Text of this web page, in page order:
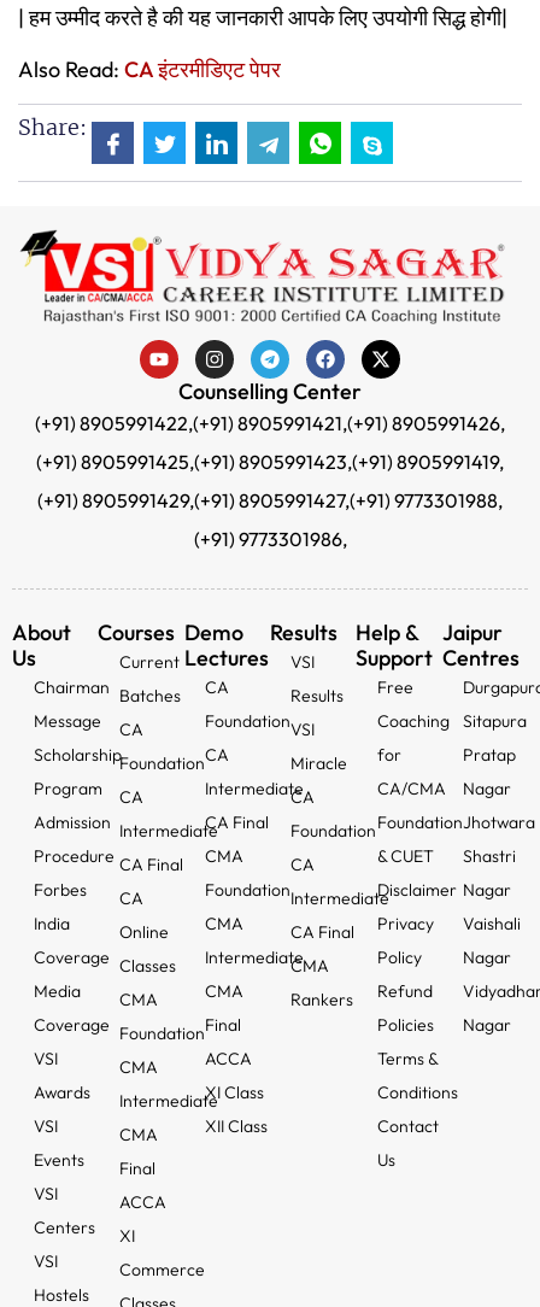
| हम उम्मीद करते है की यह जानकारी आपके लिए उपयोगी सिद्ध होगी|
Also Read: CA इंटरमीडिएट पेपर
Share:
Counselling Center
(+91) 8905991422,(+91) 8905991421,(+91) 8905991426,
(+91) 8905991425,(+91) 8905991423,(+91) 8905991419,
(+91) 8905991429,(+91) 8905991427,(+91) 9773301988,
(+91) 9773301986,
About
Us
Chairman
Message
Scholarship
Program
Admission
Procedure
Forbes
India
Coverage
Media
Coverage
VSI
Awards
VSI
Events
VSI
Centers
VSI
Hostels
Courses
Current
Batches
CA
Foundation
CA
Intermediate
CA Final
CA
Online
Classes
CMA
Foundation
CMA
Intermediate
CMA
Final
ACCA
XI
Commerce
Demo
Lectures
CA
Foundation
CA
Intermediate
CA Final
CMA
Foundation
CMA
Intermediate
CMA
Final
ACCA
XI Class
XII Class
Results
VSI
Results
VSI
Miracle
CA
Foundation
CA
Intermediate
CA Final
CMA
Rankers
Help &
Support
Free
Coaching
for
CA/CMA
Foundation
& CUET
Disclaimer
Privacy
Policy
Refund
Policies
Terms &
Conditions
Contact
Us
Jaipur
Centres
Sitapura
Pratap
Nagar
Jhotwara
Shastri
Nagar
Vaishali
Nagar
Nagar